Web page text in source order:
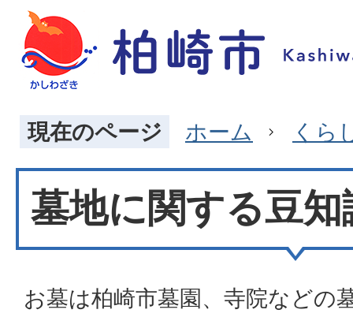
現在のページ ホーム くら
墓地に関する豆知
お墓は柏崎市墓園、寺院などの